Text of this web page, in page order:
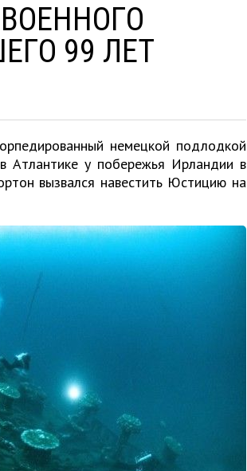
99 ЛЕТ
немецкой подлодкой
Атлантике у побережья Ирландии в
вызвался навестить Юстицию на